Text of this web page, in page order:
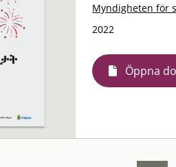
Myndigheten för
2022
Öppna